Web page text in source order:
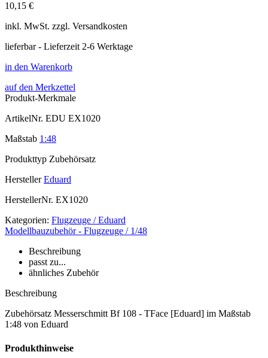
10,15 €
inkl. MwSt. zzgl. Versandkosten
lieferbar - Lieferzeit 2-6 Werktage
in den Warenkorb
auf den Merkzettel
Produkt-Merkmale
ArtikelNr. EDU EX1020
Maßstab 1:48
Produkttyp Zubehörsatz
Hersteller Eduard
HerstellerNr. EX1020
Kategorien: Flugzeuge / Eduard
Modellbauzubehör - Flugzeuge / 1/48
Beschreibung
passt zu...
ähnliches Zubehör
Beschreibung
Zubehörsatz Messerschmitt Bf 108 - TFace [Eduard] im Maßstab
1:48 von Eduard
Produkthinweise